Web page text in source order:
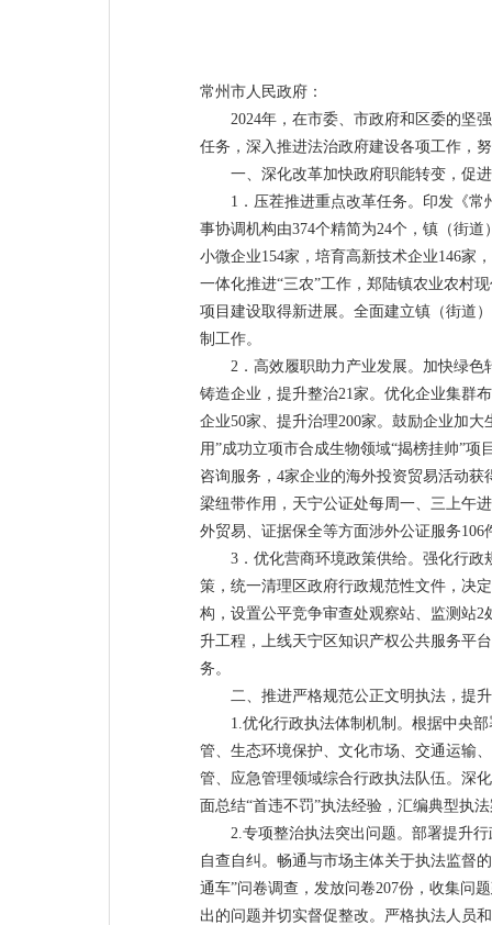
常州市人民政府：
2024年，在市委、市政府和区委的坚
任务，深入推进法治政府建设各项工作，
一、深化改革加快政府职能转变，促
1．压茬推进重点改革任务。印发《
事协调机构由374个精简为24个，镇（街
小微企业154家，培育高新技术企业146家
一体化推进“三农”工作，郑陆镇农业农村
项目建设取得新进展。全面建立镇（街道
制工作。
2．高效履职助力产业发展。加快绿
铸造企业，提升整治21家。优化企业集群
企业50家、提升治理200家。鼓励企业加
用”成功立项市合成生物领域“揭榜挂帅”
咨询服务，4家企业的海外投资贸易活动
梁纽带作用，天宁公证处每周一、三上午
外贸易、证据保全等方面涉外公证服务106
3．优化营商环境政策供给。强化行
策，统一清理区政府行政规范性文件，决
构，设置公平竞争审查处观察站、监测站
升工程，上线天宁区知识产权公共服务平
务。
二、推进严格规范公正文明执法，提
1.优化行政执法体制机制。根据中央
管、生态环境保护、文化市场、交通运输
管、应急管理领域综合行政执法队伍。深
面总结“首违不罚”执法经验，汇编典型执
2.专项整治执法突出问题。部署提升
自查自纠。畅通与市场主体关于执法监督
通车”问卷调查，发放问卷207份，收集问
出的问题并切实督促整改。严格执法人员